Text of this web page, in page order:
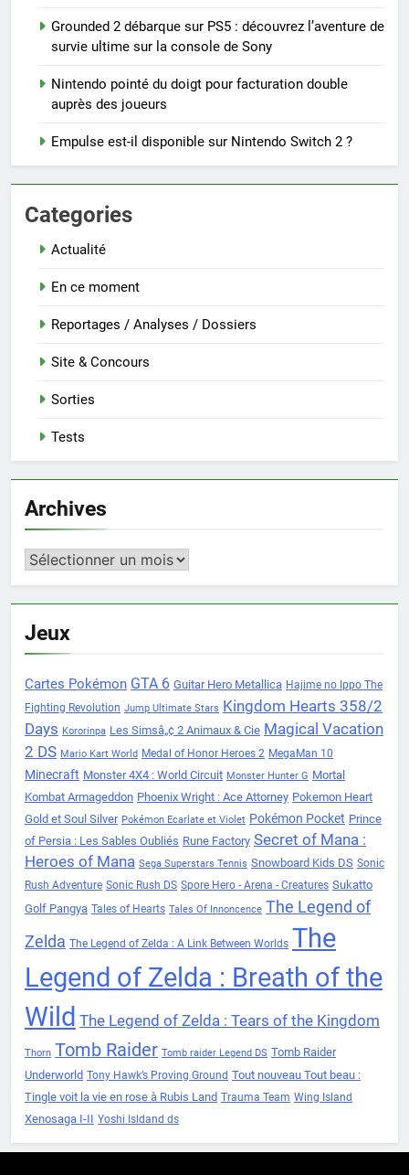
Grounded 2 débarque sur PS5 : découvrez l’aventure de
survie ultime sur la console de Sony
Nintendo pointé du doigt pour facturation double
auprès des joueurs
Empulse est-il disponible sur Nintendo Switch 2 ?
Categories
Actualité
En ce moment
Reportages / Analyses / Dossiers
Site & Concours
Sorties
Tests
Archives
Archives
Jeux
Cartes Pokémon GTA 6 Guitar Hero Metallica Hajime no Ippo The
Fighting Revolution Jump Ultimate Stars Kingdom Hearts 358/2
Days Kororinpa Les Simsâ„¢ 2 Animaux & Cie Magical Vacation
2 DS Mario Kart World Medal of Honor Heroes 2 MegaMan 10
Minecraft Monster 4X4 : World Circuit Monster Hunter G Mortal
Kombat Armageddon Phoenix Wright : Ace Attorney Pokemon Heart
Gold et Soul Silver Pokémon Ecarlate et Violet Pokémon Pocket Prince
of Persia : Les Sables Oubliés Rune Factory Secret of Mana :
Heroes of Mana Sega Superstars Tennis Snowboard Kids DS Sonic
Rush Adventure Sonic Rush DS Spore Hero - Arena - Creatures Sukatto
Golf Pangya Tales of Hearts Tales Of Innoncence The Legend of
Zelda The Legend of Zelda : A Link Between Worlds The
Legend of Zelda : Breath of the
Wild The Legend of Zelda : Tears of the Kingdom
Thorn Tomb Raider Tomb raider Legend DS Tomb Raider
Underworld Tony Hawk’s Proving Ground Tout nouveau Tout beau :
Tingle voit la vie en rose à Rubis Land Trauma Team Wing Island
Xenosaga I-II Yoshi Isldand ds